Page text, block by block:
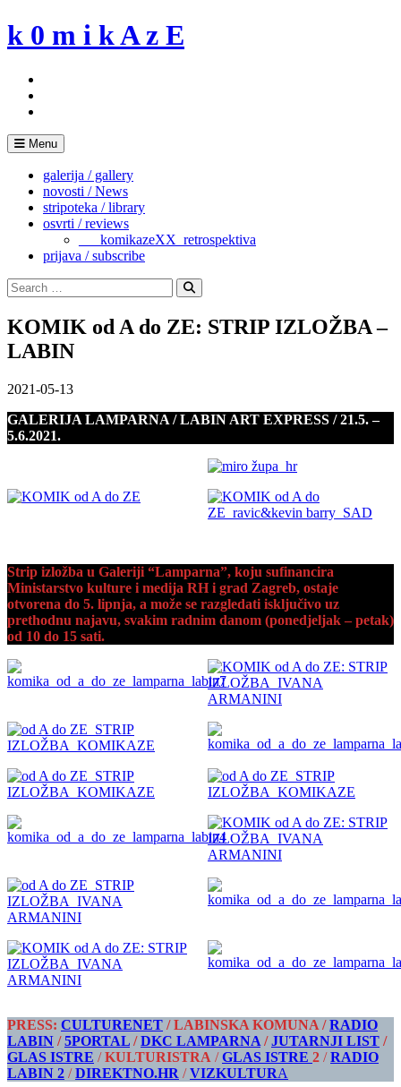
Skip
to
k 0 m i k A z E
Menu
galerija / gallery
novosti / News
stripoteka / library
osvrti / reviews
___komikazeXX_retrospektiva
prijava / subscribe
Search
for:
Search
KOMIK od A do ZE: STRIP IZLOŽBA –
LABIN
2021-05-13
GALERIJA LAMPARNA / LABIN ART EXPRESS / 21.5. –
5.6.2021.
Strip izložba u Galeriji “Lamparna”, koju sufinancira
Ministarstvo kulture i medija RH i grad Zagreb, ostaje
otvorena do 5. lipnja, a može se razgledati isključivo uz
prethodnu najavu, svakim radnim danom (ponedjeljak – petak)
od 10 do 15 sati.
PRESS: CULTURENET / LABINSKA KOMUNA /RADIO
LABIN /5PORTAL /DKC LAMPARNA /JUTARNJI LIST /
GLAS ISTRE /KULTURISTRA /GLAS ISTRE 2 /RADIO
LABIN 2 /DIREKTNO.HR /VIZKULTURA